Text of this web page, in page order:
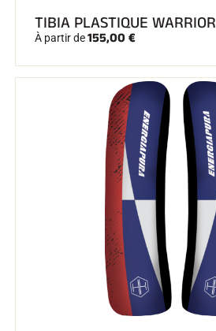
TIBIA PLASTIQUE WARRIOR
À partir de155,00 €